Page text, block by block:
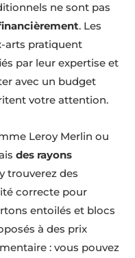
ne sont pas
. Les
arts pratiquent
par leur expertise et
avec un budget
votre attention.
Leroy Merlin ou
des rayons
trouverez des
correcte pour
entoilés et blocs
à des prix
: vous pouvez